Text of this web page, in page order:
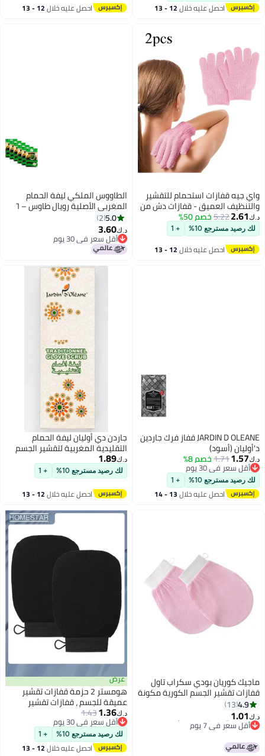
خلال 12 - 13 احصل عليه خلال 12 - 13
للتقشير
- قفازات دش من
الجلد الميت -
مع حلقة
+ 1
خلال 12 - 13
الطاووس الملكي ليفة الحمام
المغربي الأصلية رويال طاوس – ٦
قطع | عبوة أدوات تقشير الجسم
بجودة سبا
5.0
2
د.ك‏ 3.60
أقل سعر في 30 يوم
أقل سعر في 30 يوم
JARDIN D OLEANE قفاز فرك جاردين
+ 1
خلال 13 - 14
جاردن دي أوليان ليفة الحمام
التقليدية المغربية لتقشير الجسم
والتنظيف العميق وتنعيم البشرة
د.ك‏
لك رصيد مسترجع 10% + 1
احصل عليه خلال 12 - 13
سكراب تاول
الكورية مكونة
عرض
هومستر 2 حزمة قفازات تقشير
عميقة للجسم ، قفازات تقشير
عميقة الجسم المكرر إزالة الجلد
الميت ، قفاز دش مع فرقة مرنة
وحلقة معلقة (أسود)
أقل سعر في 30 يوم
+ 1
احصل عليه خلال 12 - 13